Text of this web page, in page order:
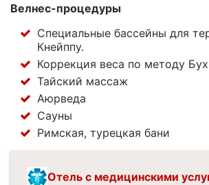
Велнес-процедуры
Специальные бассейны для
Кнейппу.
Коррекция веса по методу
Тайский массаж
Аюрведа
Сауны
Римская, турецкая бани
Отель с медицинскими